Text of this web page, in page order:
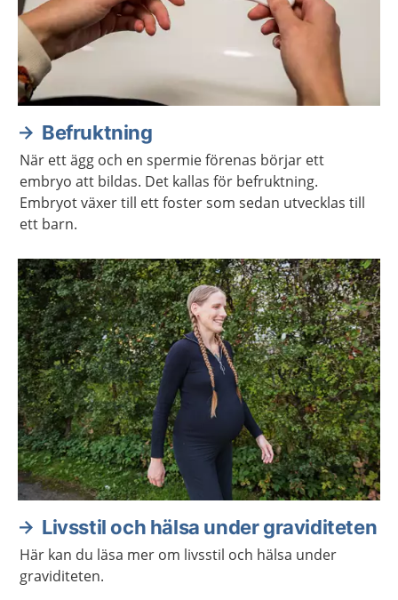
Befruktning
När ett ägg och en spermie förenas börjar ett
embryo att bildas. Det kallas för befruktning.
Embryot växer till ett foster som sedan utvecklas till
ett barn.
Livsstil och hälsa under graviditeten
Här kan du läsa mer om livsstil och hälsa under
graviditeten.